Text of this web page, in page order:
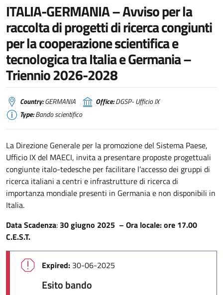
ITALIA-GERMANIA – Avviso per la
raccolta di progetti di ricerca congiunti
per la cooperazione scientifica e
tecnologica tra Italia e Germania –
Triennio 2026-2028
Country:GERMANIA Office:DGSP- Ufficio IX
Type:Bando scientifico
La Direzione Generale per la promozione del Sistema Paese,
Ufficio IX del MAECI, invita a presentare proposte progettuali
congiunte italo-tedesche per facilitare l’accesso dei gruppi di
ricerca italiani a centri e infrastrutture di ricerca di
importanza mondiale presenti in Germania e non disponibili in
Italia.
Data Scadenza: 30 giugno 2025 – Ora locale:ore 17.00
C.E.S.T.
Expired: 30-06-2025
Esito bando